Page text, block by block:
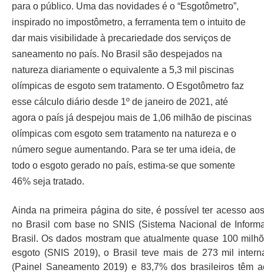
para o público. Uma das novidades é o “Esgotômetro”,
inspirado no impostômetro, a ferramenta tem o intuito de
dar mais visibilidade à precariedade dos serviços de
saneamento no país. No Brasil são despejados na
natureza diariamente o equivalente a 5,3 mil piscinas
olímpicas de esgoto sem tratamento. O Esgotômetro faz
esse cálculo diário desde 1º de janeiro de 2021, até
agora o país já despejou mais de 1,06 milhão de piscinas
olímpicas com esgoto sem tratamento na natureza e o
número segue aumentando. Para se ter uma ideia, de
todo o esgoto gerado no país, estima-se que somente
46% seja tratado.
Ainda na primeira página do site, é possível ter acesso
no Brasil com base no SNIS (Sistema Nacional de
Brasil. Os dados mostram que atualmente quase 100
esgoto (SNIS 2019), o Brasil teve mais de 273 mil
(Painel Saneamento 2019) e 83,7% dos brasileiros têm